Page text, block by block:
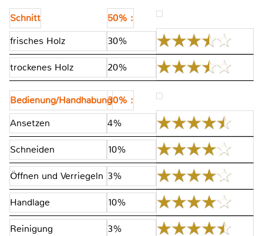
Schnitt
50% :
frisches Holz
30%
trockenes Holz 20%
Bedienung/Handhabung30% :
Ansetzen
4%
Schneiden 10%
Öffnen und Verriegeln 3%
Handlage 10%
Reinigung 3%